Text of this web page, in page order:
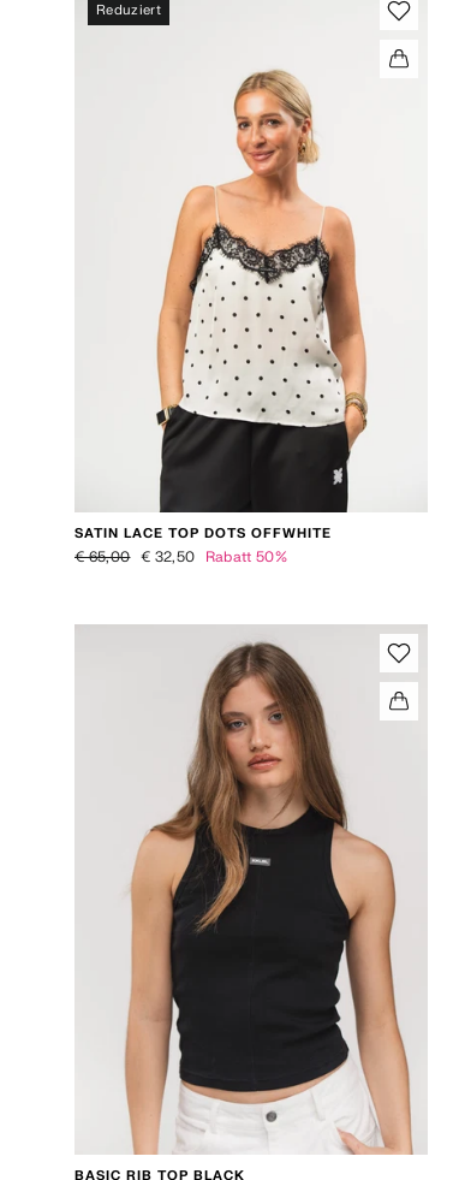
Reduziert
SATIN LACE TOP DOTS OFFWHITE
Normaler Preis
€ 65,00 Sonderpreis
€ 32,50 Rabatt 50%
BASIC RIB TOP BLACK